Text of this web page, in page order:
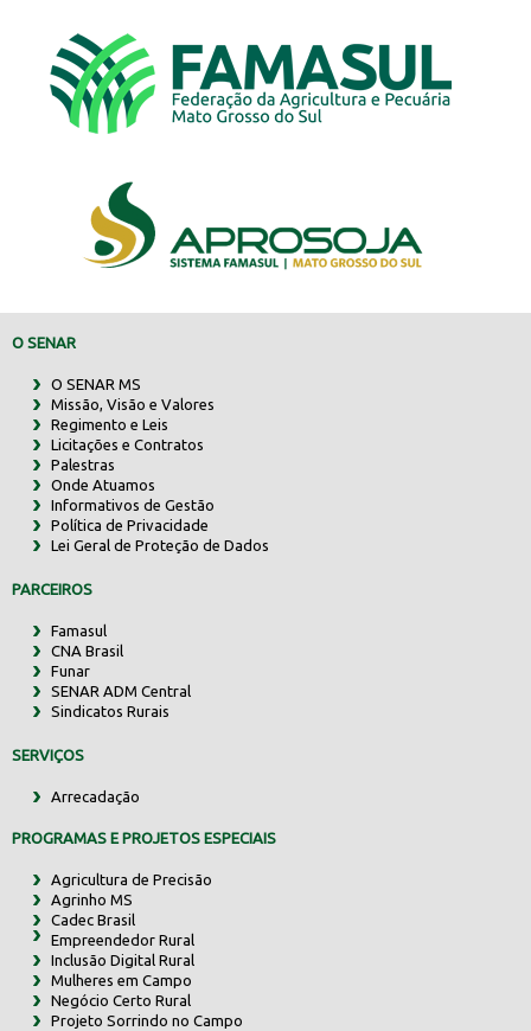
O SENAR
O SENAR MS
Missão, Visão e Valores
Regimento e Leis
Licitações e Contratos
Palestras
Onde Atuamos
Informativos de Gestão
Política de Privacidade
Lei Geral de Proteção de Dados
PARCEIROS
Famasul
CNA Brasil
Funar
SENAR ADM Central
Sindicatos Rurais
SERVIÇOS
Arrecadação
PROGRAMAS E PROJETOS ESPECIAIS
Agricultura de Precisão
Agrinho MS
Cadec Brasil
Empreendedor Rural
Inclusão Digital Rural
Mulheres em Campo
Negócio Certo Rural
Projeto Sorrindo no Campo